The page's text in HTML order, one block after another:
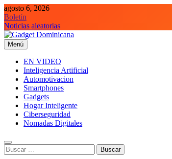
Saltar
al
contenido
agosto 6, 2026
Boletín
Noticias aleatorias
Gadget Dominicana
Gadgets y Tecnología de consumo
Menú
EN VIDEO
Inteligencia Artificial
Automotivacion
Smartphones
Gadgets
Hogar Inteligente
Ciberseguridad
Nomadas Digitales
Buscar: